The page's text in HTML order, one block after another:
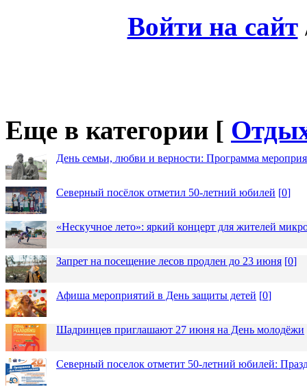
Войти на сайт
Еще в категории [
День семьи, любви и верности: Программа
Северный посёлок отметил 50-летний юбилей [0]
«Нескучное лето»: яркий концерт для жителей
Запрет на посещение лесов продлен до 23 июня [0]
Афиша мероприятий в День защиты детей [0]
Шадринцев приглашают 27 июня на День молодёжи
Северный поселок отметит 50-летний юбилей: